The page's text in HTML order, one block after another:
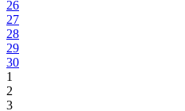
26
27
28
29
30
1
2
3